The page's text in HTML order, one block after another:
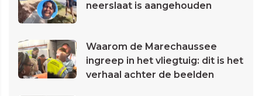
neerslaat is aangehouden
Waarom de Marechaussee
ingreep in het vliegtuig: dit is het
verhaal achter de beelden